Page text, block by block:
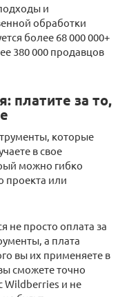
и
обработки
более 68 000 000+
380 000 продавцов
платите за то,
которые
в свое
можно гибко
проекта или
не просто оплата за
а плата
вы их применяете в
сможете точно
Wildberries и не